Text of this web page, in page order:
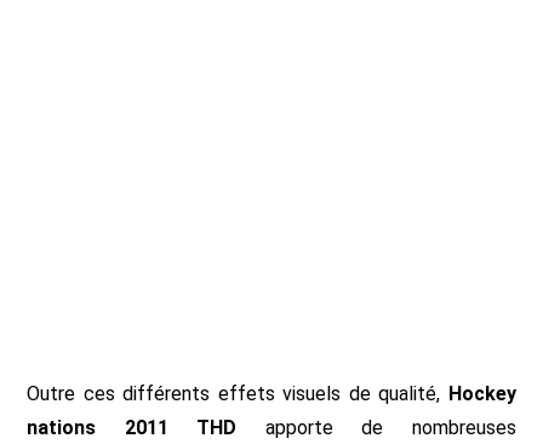
Outre ces différents effets visuels de qualité, Hockey
nations 2011 THD apporte de nombreuses